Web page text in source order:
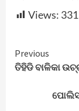
Views: 331
Continue
Reading
Previous
ତିହିଡି ବାଳିକା
ପୋଲିସ